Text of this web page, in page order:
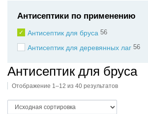
Антисептики по применению
Антисептик для бруса 56
Антисептик для деревянных лаг 56
Антисептик для бруса
Отображение 1–12 из 40 результатов